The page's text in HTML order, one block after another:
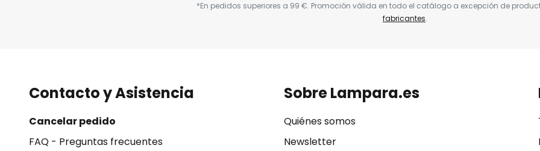
*En pedidos superiores a 99 €. Promoción válida en todo el catálogo a excepción de
fabricantes.
Contacto y Asistencia
Cancelar pedido
FAQ - Preguntas frecuentes
Sobre Lampara.es
Quiénes somos
Newsletter